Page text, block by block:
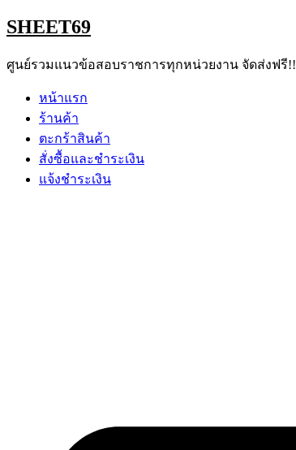
Skip
to
SHEET69
ศูนย์รวมแนวข้อสอบราชการทุกหน่วยงาน จัดส่งฟรี!!
หน้าแรก
ร้านค้า
ตะกร้าสินค้า
สั่งซื้อและชำระเงิน
แจ้งชำระเงิน